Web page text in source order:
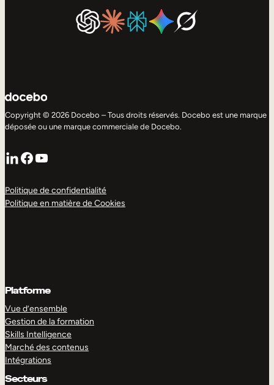
Copyright © 2026 Docebo – Tous droits réservés. Docebo est une marque
déposée ou une marque commerciale de Docebo.
LinkedIn
Facebook
YouTube
Politique de confidentialité
Politique en matière de Cookies
Platforme
Vue d’ensemble
Gestion de la formation
Skills Intelligence
Marché des contenus
Intégrations
Secteurs